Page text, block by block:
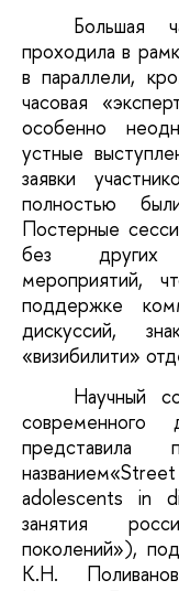
Большая
проходила в
в параллели,
часовая
особенно
устные
заявки
полностью
Постерные
без других
мероприятий,
поддержке
дискуссий,
«визибилити»
Научный
современного
названием
adolescents in
занятия
поколений»),
К.Н.